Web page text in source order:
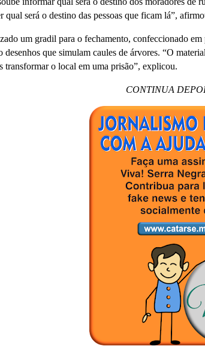
qual será o destino das pessoas que ficam lá”,
um gradil para o fechamento, confeccionado
desenhos que simulam caules de árvores. “O
transformar o local em uma prisão”, explicou.
CONTINUA